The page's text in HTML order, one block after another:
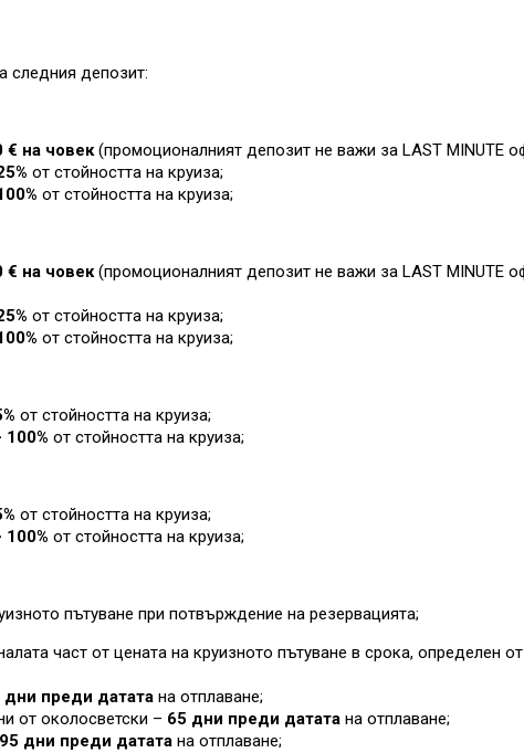
следния депозит:
€ на човек(промоционалният депозит не важи за LAST MINUTE
от стойността на круиза;
от стойността на круиза;
€ на човек(промоционалният депозит не важи за LAST MINUTE
от стойността на круиза;
от стойността на круиза;
от стойността на круиза;
от стойността на круиза;
от стойността на круиза;
от стойността на круиза;
пътуване при потвърждение на резервацията;
част от цената на круизното пътуване в срока, определен
дни преди датата на отплаване;
от околосветски – 65 дни преди датата на отплаване;
95 дни преди датата на отплаване;